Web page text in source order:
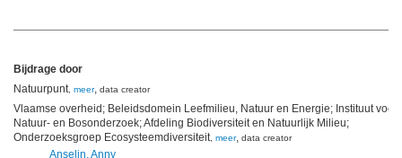
Bijdrage door
Natuurpunt, meer, data creator
Vlaamse overheid; Beleidsdomein Leefmilieu, Natuur en Energie; Instituut voor
Natuur- en Bosonderzoek; Afdeling Biodiversiteit en Natuurlijk Milieu;
Onderzoeksgroep Ecosysteemdiversiteit, meer, data creator
Anselin, Anny